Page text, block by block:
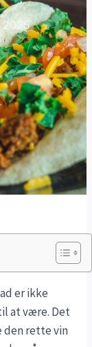
2025
er ikke
at være. Det
den rette vin